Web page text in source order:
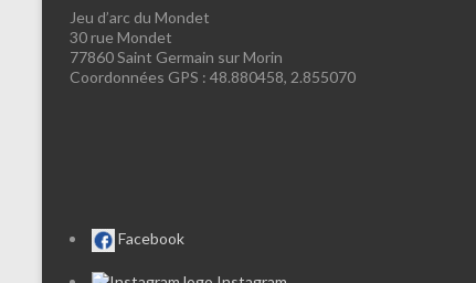
Jeu d’arc du Mondet
30 rue Mondet
77860 Saint Germain sur Morin
Coordonnées GPS : 48.880458, 2.855070
Facebook